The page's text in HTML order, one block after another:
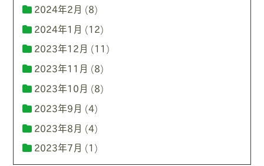
2024年2月 (8)
2024年1月 (12)
2023年12月 (11)
2023年11月 (8)
2023年10月 (8)
2023年9月 (4)
2023年8月 (4)
2023年7月 (1)